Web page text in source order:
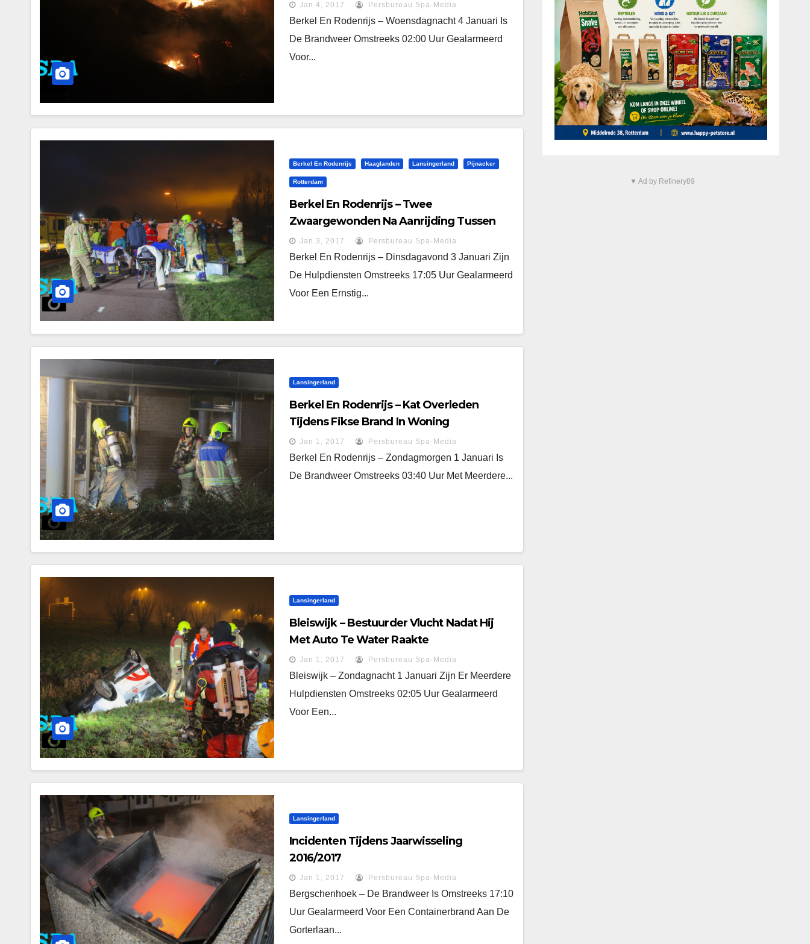
Jan 4, 2017 Persbureau Spa-Media
Berkel En Rodenrijs – Woensdagnacht 4 Januari Is
De Brandweer Omstreeks 02:00 Uur Gealarmeerd
Voor...
Berkel En Rodenrijs Haaglanden Lansingerland Pijnacker
Rotterdam
Berkel En Rodenrijs – Twee
Zwaargewonden Na Aanrijding Tussen
Scooter En Wielrenner
Jan 3, 2017 Persbureau Spa-Media
Berkel En Rodenrijs – Dinsdagavond 3 Januari Zijn
De Hulpdiensten Omstreeks 17:05 Uur Gealarmeerd
Voor Een Ernstig...
Lansingerland
Berkel En Rodenrijs – Kat Overleden
Tijdens Fikse Brand In Woning
Jan 1, 2017 Persbureau Spa-Media
Berkel En Rodenrijs – Zondagmorgen 1 Januari Is
De Brandweer Omstreeks 03:40 Uur Met Meerdere...
Lansingerland
Bleiswijk – Bestuurder Vlucht Nadat Hij
Met Auto Te Water Raakte
Jan 1, 2017 Persbureau Spa-Media
Bleiswijk – Zondagnacht 1 Januari Zijn Er Meerdere
Hulpdiensten Omstreeks 02:05 Uur Gealarmeerd
Voor Een...
Lansingerland
Incidenten Tijdens Jaarwisseling
2016/2017
Jan 1, 2017 Persbureau Spa-Media
Bergschenhoek – De Brandweer Is Omstreeks 17:10
Uur Gealarmeerd Voor Een Containerbrand Aan De
Gorterlaan...
▼ Ad by Refinery89